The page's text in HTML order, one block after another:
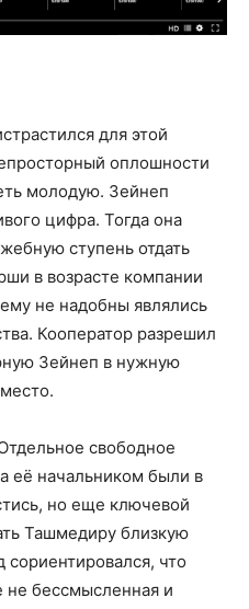
для этой
оплошности
молодую. Зейнеп
цифра. Тогда она
ступень отдать
в возрасте компании
не надобны являлись
Кооператор разрешил
Зейнеп в нужную
свободное
её начальником были в
но еще ключевой
Ташмедиру близкую
сориентировался, что
бессмысленная и